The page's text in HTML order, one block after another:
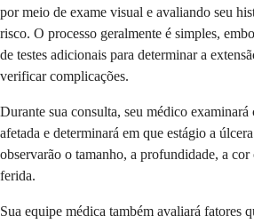
por meio de exame visual e avaliando seu
risco. O processo geralmente é simples,
de testes adicionais para determinar a
verificar complicações.
Durante sua consulta, seu médico examinará
afetada e determinará em que estágio a
observarão o tamanho, a profundidade, a
ferida.
Sua equipe médica também avaliará fatores